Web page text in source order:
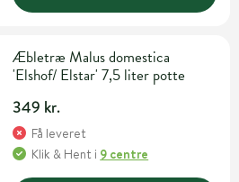
Æbletræ Malus domestica
'Elshof/ Elstar' 7,5 liter potte
349 kr.
Få leveret
Klik & Hent i 9 centre